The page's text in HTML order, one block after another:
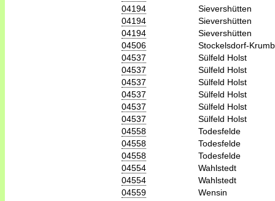
04194
Sievershütten
04194
Sievershütten
04194
Sievershütten
04506
Stockelsdorf-
04537
Sülfeld Holst
04537
Sülfeld Holst
04537
Sülfeld Holst
04537
Sülfeld Holst
04537
Sülfeld Holst
04537
Sülfeld Holst
04558
Todesfelde
04558
Todesfelde
04558
Todesfelde
04554
Wahlstedt
04554
Wahlstedt
04559
Wensin